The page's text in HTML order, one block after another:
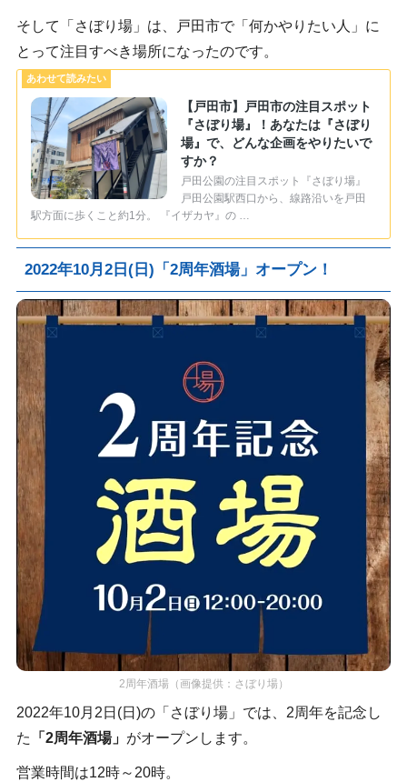
そして「さぼり場」は、戸田市で「何かやりたい人」に
とって注目すべき場所になったのです。
【戸田市】戸田市の注目スポット
『さぼり場』！あなたは『さぼり
場』で、どんな企画をやりたいで
すか？
戸田公園の注目スポット『さぼり場』
戸田公園駅西口から、線路沿いを戸田
駅方面に歩くこと約1分。 『イザカヤ』の …
2022年10月2日(日)「2周年酒場」オープン！
2周年酒場（画像提供：さぼり場）
2022年10月2日(日)の「さぼり場」では、2周年を記念し
た
「2周年酒場」 がオープンします。
営業時間は12時～20時。